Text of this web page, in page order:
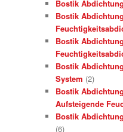
Bostik
Bostik
Bostik
Bostik
System (2)
Bostik
Aufsteigende
Bostik
(6)